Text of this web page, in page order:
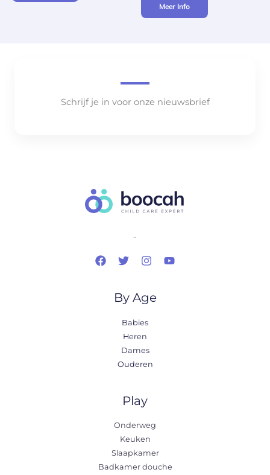
Meer Info
Schrijf je in voor onze nieuwsbrief
..
By Age
Babies
Heren
Dames
Ouderen
Play
Onderweg
Keuken
Slaapkamer
Badkamer douche